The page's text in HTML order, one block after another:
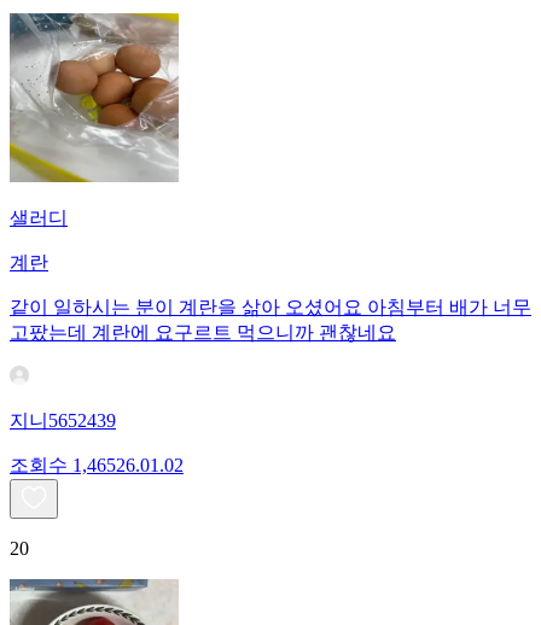
샐러디
계란
같이 일하시는 분이 계란을 삶아 오셨어요 아침부터 배가 너무
고팠는데 계란에 요구르트 먹으니까 괜찮네요
지니5652439
조회수 1,46526.01.02
20